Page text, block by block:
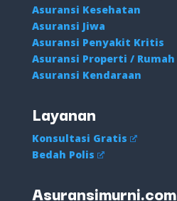
Asuransi Kesehatan
Asuransi Jiwa
Asuransi Penyakit Kritis
Asuransi Properti / Rumah
Asuransi Kendaraan
Layanan
Konsultasi Gratis
Bedah Polis
Asuransimurni.com